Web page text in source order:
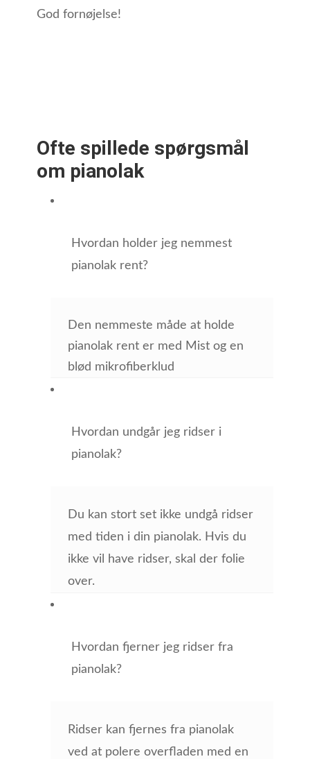
God fornøjelse!
Ofte spillede spørgsmål
om pianolak
Hvordan holder jeg nemmest
pianolak rent?
Den nemmeste måde at holde
pianolak rent er med Mist og en
blød mikrofiberklud
Hvordan undgår jeg ridser i
pianolak?
Du kan stort set ikke undgå ridser
med tiden i din pianolak. Hvis du
ikke vil have ridser, skal der folie
over.
Hvordan fjerner jeg ridser fra
pianolak?
Ridser kan fjernes fra pianolak
ved at polere overfladen med en